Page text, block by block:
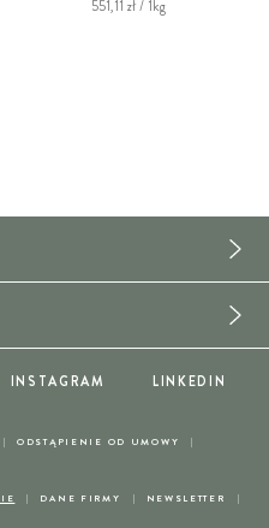
551,11 zł / 1kg
ODSTĄPIENIE OD UMOWY
DANE FIRMY NEWSLETTER
INSTAGRAM LINKEDIN